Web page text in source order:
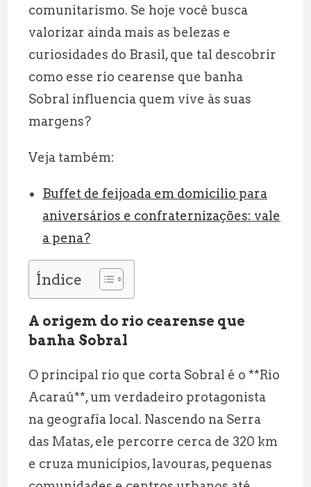
comunitarismo. Se hoje você busca
valorizar ainda mais as belezas e
curiosidades do Brasil, que tal descobrir
como esse rio cearense que banha
Sobral influencia quem vive às suas
margens?
Veja também:
Buffet de feijoada em domicílio para
aniversários e confraternizações: vale
a pena?
Índice
A origem do rio cearense que
banha Sobral
O principal rio que corta Sobral é o **Rio
Acaraú**, um verdadeiro protagonista
na geografia local. Nascendo na Serra
das Matas, ele percorre cerca de 320 km
e cruza municípios, lavouras, pequenas